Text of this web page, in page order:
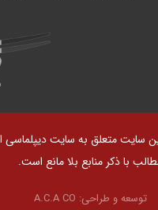
سایت متعلق به سایت دیپلماسی
با ذکر منابع بلا مانع است.
توسعه و طراحی: A.C.A CO